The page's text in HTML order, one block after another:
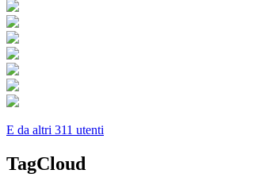
E da altri 311 utenti
TagCloud